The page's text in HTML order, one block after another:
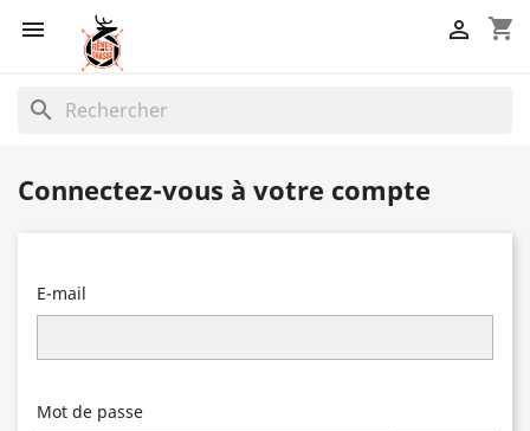
 shopping_cart

search
Connectez-vous à votre compte
E-mail
Mot de passe